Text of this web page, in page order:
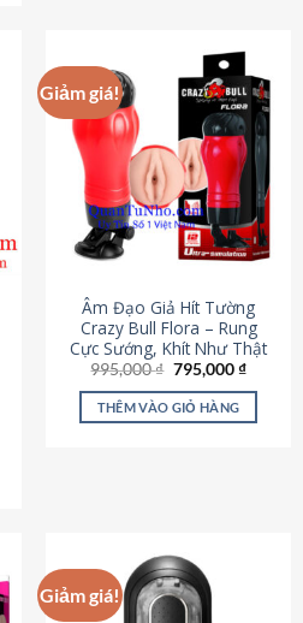
Giảm giá!
Âm Đạo Giả Hít Tường
Crazy Bull Flora – Rung
Cực Sướng, Khít Như Thật
995,000₫ Giá
là:
995,000 ₫.
795,000₫Giá
tại
THÊM VÀO GIỎ HÀNG
Giảm giá!